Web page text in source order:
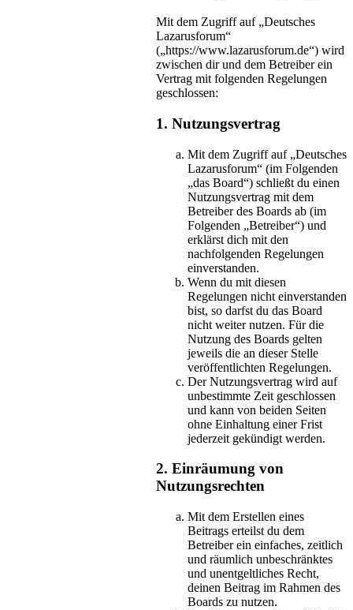
Mit dem Zugriff auf „Deutsches
Lazarusforum“
(„https://www.lazarusforum.de“) wird
zwischen dir und dem Betreiber ein
Vertrag mit folgenden Regelungen
geschlossen:
1. Nutzungsvertrag
Mit dem Zugriff auf „Deutsches
Lazarusforum“ (im Folgenden
„das Board“) schließt du einen
Nutzungsvertrag mit dem
Betreiber des Boards ab (im
Folgenden „Betreiber“) und
erklärst dich mit den
nachfolgenden Regelungen
einverstanden.
Wenn du mit diesen
Regelungen nicht einverstanden
bist, so darfst du das Board
nicht weiter nutzen. Für die
Nutzung des Boards gelten
jeweils die an dieser Stelle
veröffentlichten Regelungen.
Der Nutzungsvertrag wird auf
unbestimmte Zeit geschlossen
und kann von beiden Seiten
ohne Einhaltung einer Frist
jederzeit gekündigt werden.
2. Einräumung von
Nutzungsrechten
Mit dem Erstellen eines
Beitrags erteilst du dem
Betreiber ein einfaches, zeitlich
und räumlich unbeschränktes
und unentgeltliches Recht,
deinen Beitrag im Rahmen des
Boards zu nutzen.